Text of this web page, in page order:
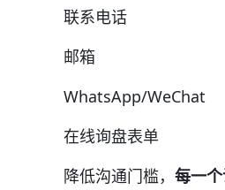
联系电话
邮箱
WhatsApp/WeChat
在线询盘表单
降低沟通门槛， 每一